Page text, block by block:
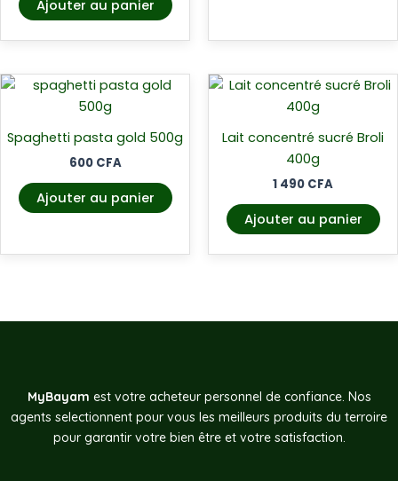
Ajouter au panier
Spaghetti pasta gold 500g
600 CFA
Ajouter au panier
Lait concentré sucré Broli
400g
1 490 CFA
Ajouter au panier
MyBayam est votre acheteur personnel de confiance. Nos
agents selectionnent pour vous les meilleurs produits du terroire
pour garantir votre bien être et votre satisfaction.